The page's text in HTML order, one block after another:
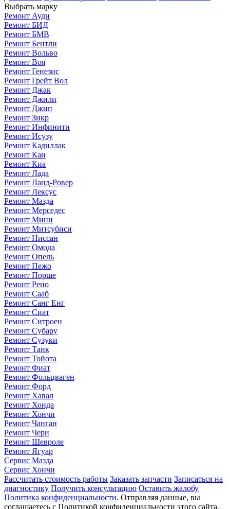
Выбрать марку
Ремонт Ауди
Ремонт БИД
Ремонт БМВ
Ремонт Бентли
Ремонт Вольво
Ремонт Воя
Ремонт Генезис
Ремонт Грейт Вол
Ремонт Джак
Ремонт Джили
Ремонт Джип
Ремонт Зикр
Ремонт Инфинити
Ремонт Исузу
Ремонт Кадиллак
Ремонт Каи
Ремонт Киа
Ремонт Лада
Ремонт Ланд-Ровер
Ремонт Лексус
Ремонт Мазда
Ремонт Мерседес
Ремонт Мини
Ремонт Митсубиси
Ремонт Ниссан
Ремонт Омода
Ремонт Опель
Ремонт Пежо
Ремонт Порше
Ремонт Рено
Ремонт Сааб
Ремонт Санг Енг
Ремонт Сиат
Ремонт Ситроен
Ремонт Субару
Ремонт Сузуки
Ремонт Танк
Ремонт Тойота
Ремонт Фиат
Ремонт Фольцваген
Ремонт Форд
Ремонт Хавал
Ремонт Хонда
Ремонт Хончи
Ремонт Чанган
Ремонт Чери
Ремонт Шевроле
Ремонт Ягуар
Сервис Мазда
Сервис Хончи
Рассчитать стоимость работы Заказать запчасти Записаться на
диагностику Получить консультацию Оставить жалобу
Политика конфиденциальности. Отправляя данные, вы
соглашаетесь с Политикой конфиденциальности этого сайта.